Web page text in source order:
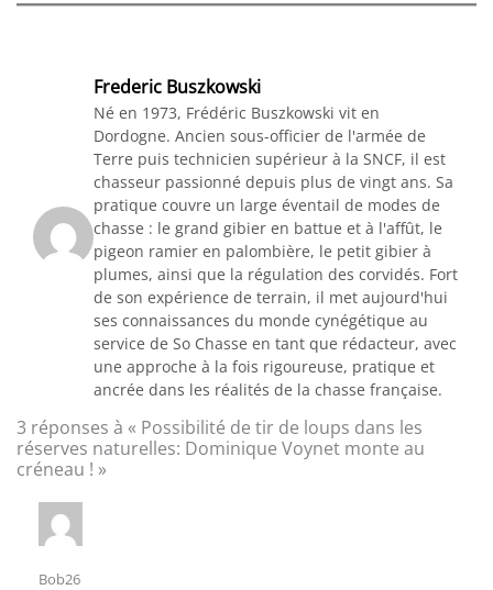
Frederic Buszkowski
Né en 1973, Frédéric Buszkowski vit en
Dordogne. Ancien sous-officier de l'armée de
Terre puis technicien supérieur à la SNCF, il est
chasseur passionné depuis plus de vingt ans. Sa
pratique couvre un large éventail de modes de
chasse : le grand gibier en battue et à l'affût, le
pigeon ramier en palombière, le petit gibier à
plumes, ainsi que la régulation des corvidés. Fort
de son expérience de terrain, il met aujourd'hui
ses connaissances du monde cynégétique au
service de So Chasse en tant que rédacteur, avec
une approche à la fois rigoureuse, pratique et
ancrée dans les réalités de la chasse française.
3 réponses à « Possibilité de tir de loups dans les
réserves naturelles: Dominique Voynet monte au
créneau ! »
Bob26